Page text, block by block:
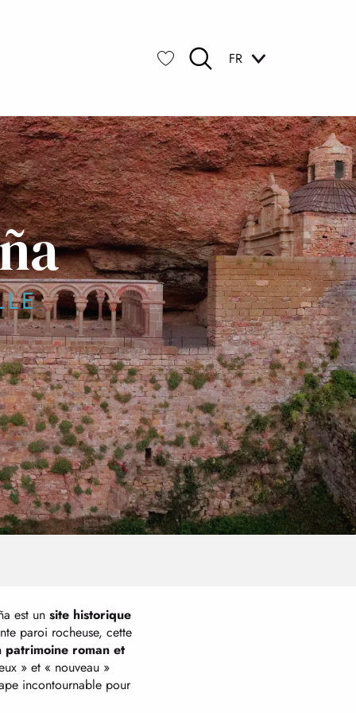
FR
est un site historique
paroi rocheuse, cette
patrimoine roman et
» et « nouveau »
incontournable pour